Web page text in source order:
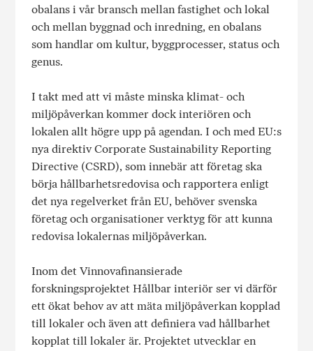
obalans i vår bransch mellan fastighet och lokal
och mellan byggnad och inredning, en obalans
som handlar om kultur, byggprocesser, status och
genus.
I takt med att vi måste minska klimat- och
miljöpåverkan kommer dock interiören och
lokalen allt högre upp på agendan. I och med EU:s
nya direktiv Corporate Sustainability Reporting
Directive (CSRD), som innebär att företag ska
börja hållbarhetsredovisa och rapportera enligt
det nya regelverket från EU, behöver svenska
företag och organisationer verktyg för att kunna
redovisa lokalernas miljöpåverkan.
Inom det Vinnovafinansierade
forskningsprojektet Hållbar interiör ser vi därför
ett ökat behov av att mäta miljöpåverkan kopplad
till lokaler och även att definiera vad hållbarhet
kopplat till lokaler är. Projektet utvecklar en